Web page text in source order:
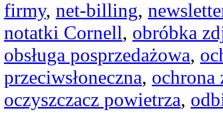
firmy, net-billing,
notatki Cornell, obróbka
obsługa posprzedażowa,
przeciwsłoneczna, ochrona
oczyszczacz powietrza,